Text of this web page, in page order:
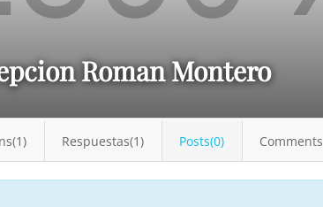
Roman Montero
Respuestas(1) Posts(0) Comments